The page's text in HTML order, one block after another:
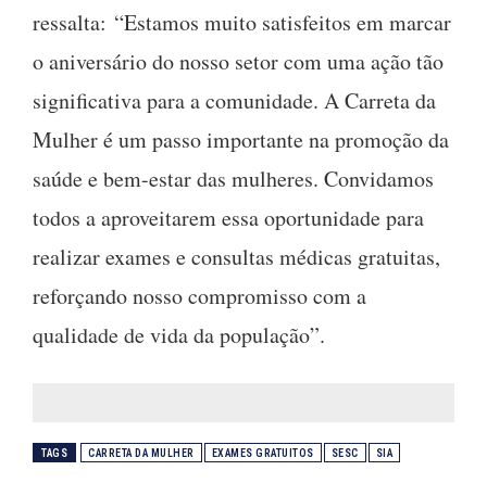
ressalta: “Estamos muito satisfeitos em marcar
o aniversário do nosso setor com uma ação tão
significativa para a comunidade. A Carreta da
Mulher é um passo importante na promoção da
saúde e bem-estar das mulheres. Convidamos
todos a aproveitarem essa oportunidade para
realizar exames e consultas médicas gratuitas,
reforçando nosso compromisso com a
qualidade de vida da população”.
TAGS CARRETA DA MULHER EXAMES GRATUITOS SESC SIA